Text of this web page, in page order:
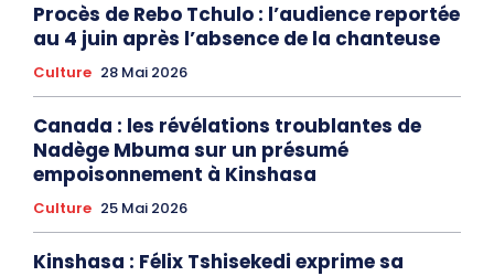
Procès de Rebo Tchulo : l’audience reportée
au 4 juin après l’absence de la chanteuse
Culture 28 Mai 2026
Canada : les révélations troublantes de
Nadège Mbuma sur un présumé
empoisonnement à Kinshasa
Culture 25 Mai 2026
Kinshasa : Félix Tshisekedi exprime sa